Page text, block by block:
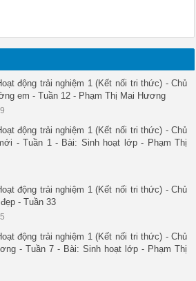
động trải nghiệm 1 (Kết nối tri thức) - Chủ
em - Tuần 12 - Phạm Thị Mai Hương
9
động trải nghiệm 1 (Kết nối tri thức) - Chủ
- Tuần 1 - Bài: Sinh hoạt lớp - Phạm Thị
động trải nghiệm 1 (Kết nối tri thức) - Chủ
- Tuần 33
5
động trải nghiệm 1 (Kết nối tri thức) - Chủ
- Tuần 7 - Bài: Sinh hoạt lớp - Phạm Thị